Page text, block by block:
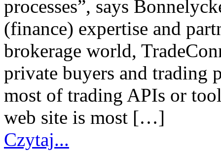
processes”, says
(finance) expertise and
brokerage world,
private buyers and trading
most of trading APIs or
web site is most […]
Czytaj...